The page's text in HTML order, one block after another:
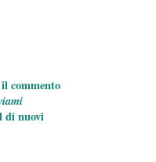
commento
di nuovi